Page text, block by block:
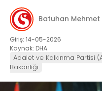
Batuhan Mehmet
Giriş: 14-05-2026
Kaynak: DHA
Adalet ve Kalkınma Partisi
Bakanlığı